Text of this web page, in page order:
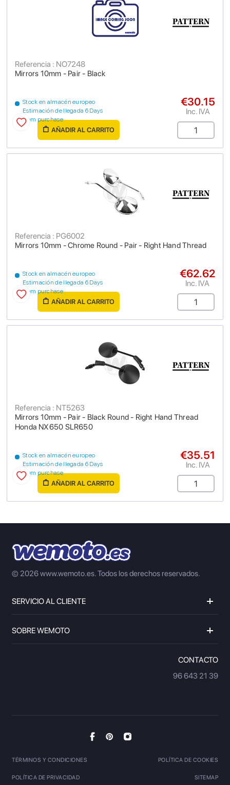
Mirrors 10mm - Pair - Black
Referencia : NO7248
Stock en almacén europeo
Estimación de llegada 6 Days
from purchase
€30.15
Inc. IVA
AÑADIR AL CARRITO
Mirrors 10mm - Chrome Round - Pair - Right Hand Thread
Referencia : PG6002
Stock en almacén europeo
Estimación de llegada 6 Days
from purchase
€62.62
Inc. IVA
AÑADIR AL CARRITO
Mirrors 10mm - Pair - Black Round - Right Hand Thread
Honda NX650 SLR650
Referencia : NT5263
Stock en almacén europeo
Estimación de llegada 6 Days
from purchase
€35.51
Inc. IVA
AÑADIR AL CARRITO
© 2026 www.wemoto.es.Todos los derechos reservados.
SERVICIO AL CLIENTE
SOBRE WEMOTO
CONTACTO
96 643 21 39
TÉRMINOS Y CONDICIONES POLÍTICA DE COOKIES
POLÍTICA DE PRIVACIDAD SITEMAP